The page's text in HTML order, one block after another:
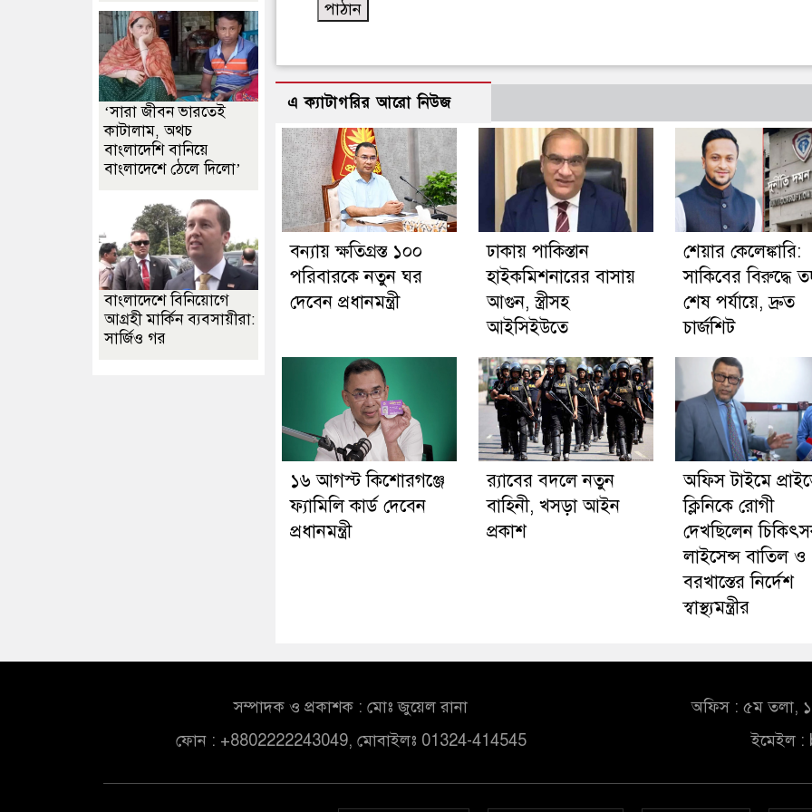
এ ক্যাটাগরির আরো নিউজ
বন্যায় ক্ষতিগ্রস্ত ১০০
পরিবারকে নতুন ঘর
দেবেন প্রধানমন্ত্রী
ঢাকায় পাকিস্তান
হাইকমিশনারের বাসায়
আগুন, স্ত্রীসহ
আইসিইউতে
শেয়ার কেলেঙ্কারি:
সাকিবের বিরুদ্ধে
শেষ পর্যায়ে, দ্রুত
চার্জশিট
১৬ আগস্ট কিশোরগঞ্জে
ফ্যামিলি কার্ড দেবেন
প্রধানমন্ত্রী
র‍্যাবের বদলে নতুন
বাহিনী, খসড়া আইন
প্রকাশ
অফিস টাইমে
ক্লিনিকে রোগী
দেখছিলেন
লাইসেন্স বাতিল ও
বরখাস্তের নির্দেশ
স্বাস্থ্যমন্ত্রীর
‘সারা জীবন ভারতেই
কাটালাম, অথচ
বাংলাদেশি বানিয়ে
বাংলাদেশে ঠেলে দিলো’
বাংলাদেশে বিনিয়োগে
আগ্রহী মার্কিন ব্যবসায়ীরা:
সার্জিও গর
সম্পাদক ও প্রকাশক : মোঃ জুয়েল রানা
ফোন : +8802222243049, মোবাইলঃ 01324-414545
অফিস : ৫ম তলা,
ইমেইল :